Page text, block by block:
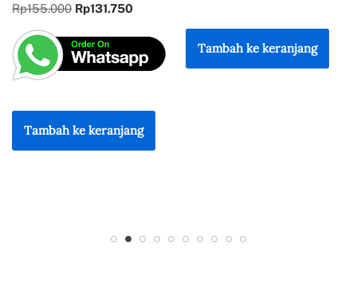
Tambah ke keranjang